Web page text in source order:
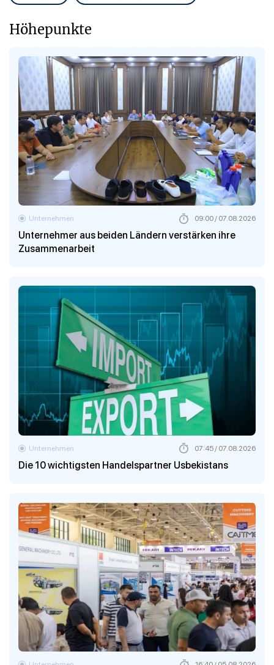
Höhepunkte
Unternehmer aus beiden Ländern verstärken ihre
Zusammenarbeit
Unternehmen 09:00 / 07.08.2026
Die 10 wichtigsten Handelspartner Usbekistans
Unternehmen 07:45 / 07.08.2026